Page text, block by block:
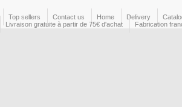
Top sellers Contact us Home Delivery
Livraison gratuite à partir de 75€ d'achat Fabrication